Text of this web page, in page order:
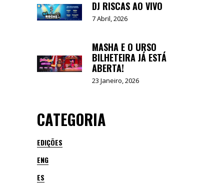
DJ RISCAS AO VIVO
7 Abril, 2026
MASHA E O URSO
BILHETEIRA JÁ ESTÁ
ABERTA!
23 Janeiro, 2026
CATEGORIA
EDIÇÕES
ENG
ES